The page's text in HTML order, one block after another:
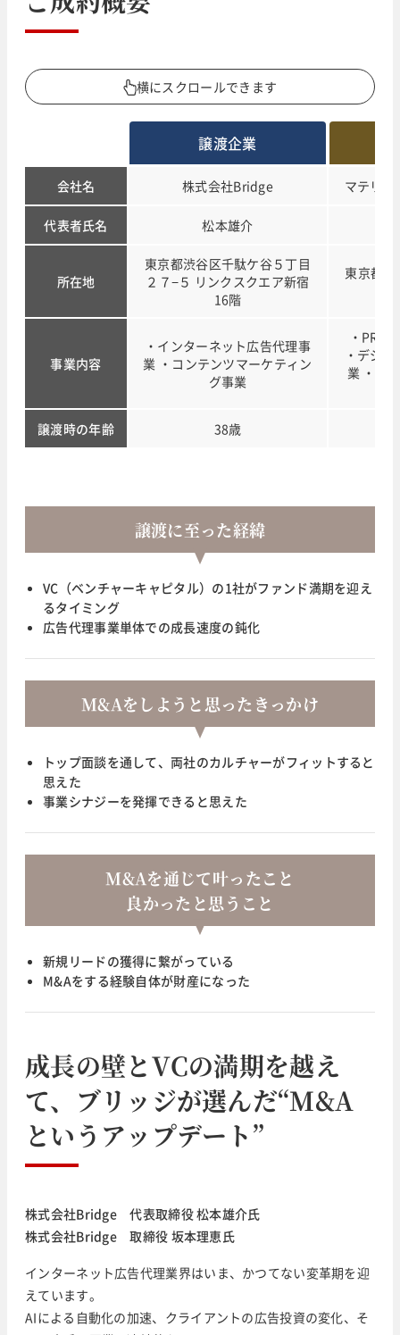
横にスクロールできます
譲渡企業
会社名 株式会社Bridge マテリ
代表者氏名 松本雄介
所在地
東京都渋谷区千駄ケ谷５丁目
２７−５ リンクスクエア新宿
16階
東京都
事業内容
・インターネット広告代理事
業 ・コンテンツマーケティン
グ事業
・PRコ
・デジ
業 ・PR
譲渡時の年齢 38歳
譲渡に至った経緯
VC（ベンチャーキャピタル）の1社がファンド満期を迎え
るタイミング
広告代理事業単体での成長速度の鈍化
M&Aをしようと思ったきっかけ
トップ面談を通して、両社のカルチャーがフィットすると
思えた
事業シナジーを発揮できると思えた
M&Aを通じて叶ったこと
良かったと思うこと
新規リードの獲得に繋がっている
M&Aをする経験自体が財産になった
成長の壁とVCの満期を越え
て、ブリッジが選んだ“M&A
というアップデート”
株式会社Bridge 代表取締役 松本雄介氏
株式会社Bridge 取締役 坂本理恵氏
インターネット広告代理業界はいま、かつてない変革期を迎
えています。
AIによる自動化の加速、クライアントの広告投資の変化、そ